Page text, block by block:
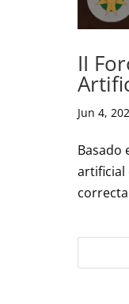
II
Jun 4,
Basado
artificial